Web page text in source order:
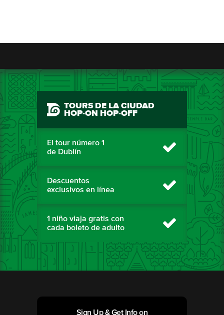
TOURS DE LA CIUDAD
HOP-ON HOP-OFF
El tour número 1
de Dublín
Descuentos
exclusivos en línea
1 niño viaja gratis con
cada boleto de adulto
Sign Up & Get Info on